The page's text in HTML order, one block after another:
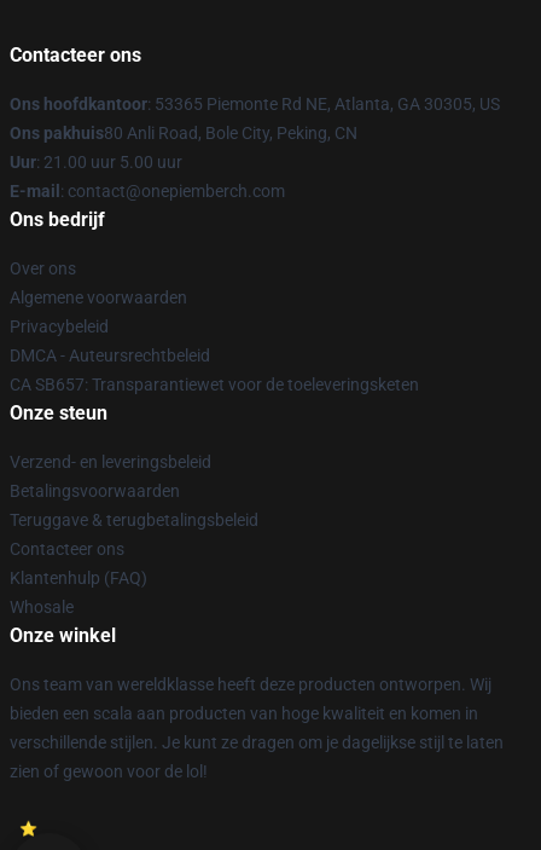
Contacteer ons
Ons hoofdkantoor: 53365 Piemonte Rd NE, Atlanta, GA 30305, US
Ons pakhuis80 Anli Road, Bole City, Peking, CN
Uur: 21.00 uur 5.00 uur
E-mail : contact@onepiemberch.com
Ons bedrijf
Over ons
Algemene voorwaarden
Privacybeleid
DMCA - Auteursrechtbeleid
CA SB657: Transparantiewet voor de toeleveringsketen
Onze steun
Verzend- en leveringsbeleid
Betalingsvoorwaarden
Teruggave & terugbetalingsbeleid
Contacteer ons
Klantenhulp (FAQ)
Whosale
Onze winkel
Ons team van wereldklasse heeft deze producten ontworpen. Wij
bieden een scala aan producten van hoge kwaliteit en komen in
verschillende stijlen. Je kunt ze dragen om je dagelijkse stijl te laten
zien of gewoon voor de lol!